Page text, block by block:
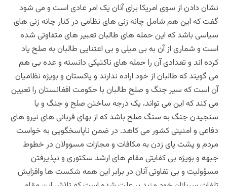
نشان دادن از سوی امریکا برای آنان یک امر عادی است و می شود
گفت که این هم شامل چانه زنی های نظامی در کنار چانه زنی های
سیاسی باشد که این حمله های طالبان تعبیر های متفاوتی شده
است و شماری از آن به بی میلی و بی اعتنایی طالبان به صلح یاد
کرده اند و تعدادی آن را حمله های ناکتیکی دانسته و عده یی هم
می گویند که طالبان از خود اراده ندارند و پاکستان و بویژه نظامیان
آن است که سیر جنگ و صلح طالبان با حکومت افغانستان را تعیین
می کند که این می تواند، یک درجه ساختن صلح و جنگ و یا
سنجیدن جنگ به سنگ صلح باشد که از بهای قربانی های نیرو های
دفاعی و امنیتی کشور می کاهد. در ضمن ناپاسخگویی به خواست
مردم و پشت پای زدن به مکافات و مجازات مسوولان در خطوط
جبهه و بویژه بی کفایتی مقام های ارشد سکتوری و نپذیرفتن
مسؤولیت و بی تفاوتی آنان در برابر این همه شکست ها وافزایش